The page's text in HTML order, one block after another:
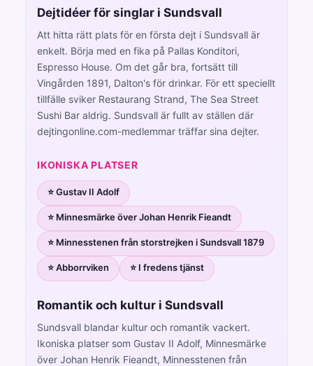
Dejtidéer för singlar i Sundsvall
Att hitta rätt plats för en första dejt i Sundsvall är
enkelt. Börja med en fika på Pallas Konditori,
Espresso House. Om det går bra, fortsätt till
Vingården 1891, Dalton's för drinkar. För ett speciellt
tillfälle sviker Restaurang Strand, The Sea Street
Sushi Bar aldrig. Sundsvall är fullt av ställen där
dejtingonline.com-medlemmar träffar sina dejter.
IKONISKA PLATSER
⭐ Gustav II Adolf
⭐ Minnesmärke över Johan Henrik Fieandt
⭐ Minnesstenen från storstrejken i Sundsvall 1879
⭐ Abborrviken ⭐ I fredens tjänst
Romantik och kultur i Sundsvall
Sundsvall blandar kultur och romantik vackert.
Ikoniska platser som Gustav II Adolf, Minnesmärke
över Johan Henrik Fieandt, Minnesstenen från